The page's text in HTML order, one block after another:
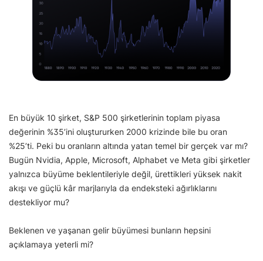
En büyük 10 şirket, S&P 500 şirketlerinin toplam piyasa
değerinin %35’ini oluştururken 2000 krizinde bile bu oran
%25’ti. Peki bu oranların altında yatan temel bir gerçek var mı?
Bugün Nvidia, Apple, Microsoft, Alphabet ve Meta gibi şirketler
yalnızca büyüme beklentileriyle değil, ürettikleri yüksek nakit
akışı ve güçlü kâr marjlarıyla da endeksteki ağırlıklarını
destekliyor mu?
Beklenen ve yaşanan gelir büyümesi bunların hepsini
açıklamaya yeterli mi?